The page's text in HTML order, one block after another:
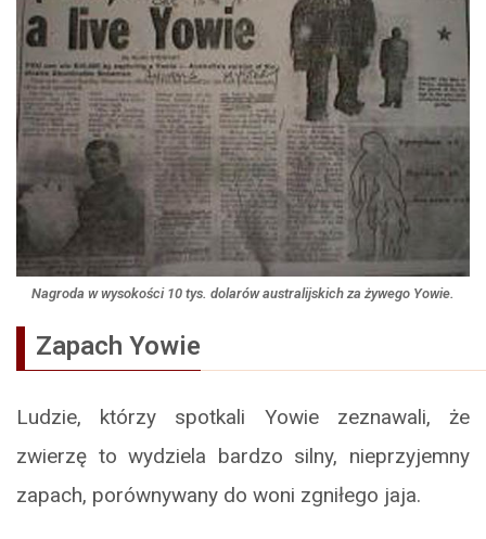
Nagroda w wysokości 10 tys. dolarów australijskich za żywego Yowie.
Zapach Yowie
Ludzie, którzy spotkali Yowie zeznawali, że
zwierzę to wydziela bardzo silny, nieprzyjemny
zapach, porównywany do woni zgniłego jaja.